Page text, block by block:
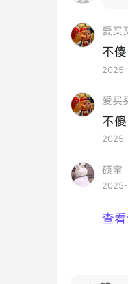
爱买
不傻
爱买
不傻
硕宝
查